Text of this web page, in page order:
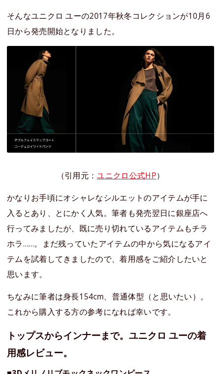
そんなユニクロ ユーの2017年秋冬コレクションが10月6
日から発売開始となりました。
（引用元：ユニクロ公式HP）
かなりお手頃にオシャレなシルエットのアイテムが手に
入るとあり、とにかく人気。筆者も発売翌日に銀座店へ
行ってみましたが、既に売り切れているアイテムもチラ
ホラ……。まだ残っていたアイテムの中から気になるアイ
テムを試着してきましたので、着用感をご紹介したいと
思います。
ちなみに筆者は身長154cm、普通体型（と思いたい）。
これから購入する方の参考になれば幸いです。
トップスからインナーまで。ユニクロ ユーの着
用感レビュー。